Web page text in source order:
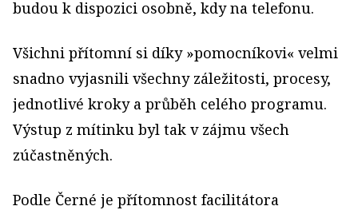
budou k dispozici osobně, kdy na telefonu.
Všichni přítomní si díky »pomocníkovi« velmi
snadno vyjasnili všechny záležitosti, procesy,
jednotlivé kroky a průběh celého programu.
Výstup z mítinku byl tak v zájmu všech
zúčastněných.
Podle Černé je přítomnost facilitátora